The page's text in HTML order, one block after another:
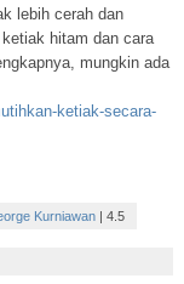
lebih cerah dan
hitam dan cara
mungkin ada
ketiak-secara-
Kurniawan | 4.5